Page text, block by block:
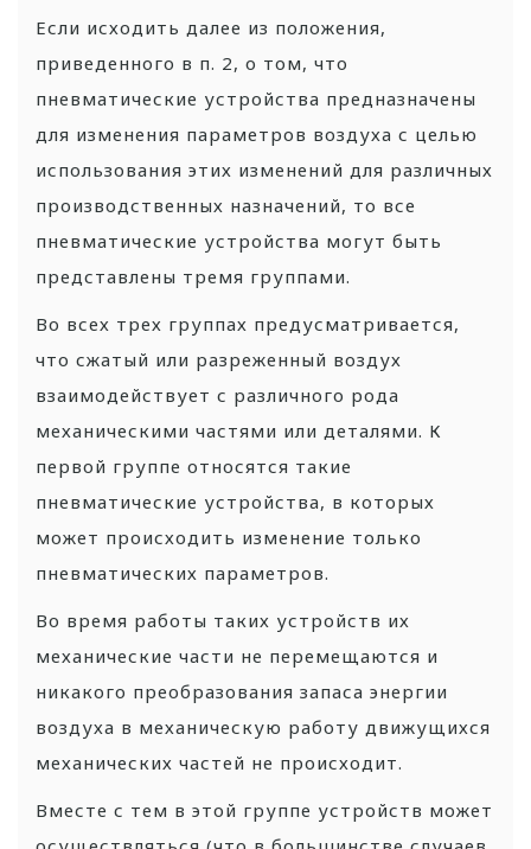
Если исходить далее из положения,
приведенного в п. 2, о том, что
пневматические устройства предназначены
для изменения параметров воздуха с целью
использования этих изменений для различных
производственных назначений, то все
пневматические устройства могут быть
представлены тремя группами.
Во всех трех группах предусматривается,
что сжатый или разреженный воздух
взаимодействует с различного рода
механическими частями или деталями. К
первой группе относятся такие
пневматические устройства, в которых
может происходить изменение только
пневматических параметров.
Во время работы таких устройств их
механические части не перемещаются и
никакого преобразования запаса энергии
воздуха в механическую работу движущихся
механических частей не происходит.
Вместе с тем в этой группе устройств может